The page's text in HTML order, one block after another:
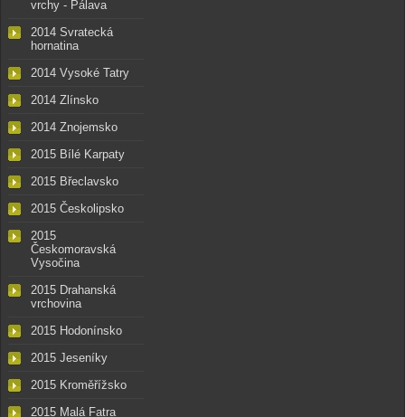
vrchy - Pálava
2014 Svratecká
hornatina
2014 Vysoké Tatry
2014 Zlínsko
2014 Znojemsko
2015 Bílé Karpaty
2015 Břeclavsko
2015 Českolipsko
2015
Českomoravská
Vysočina
2015 Drahanská
vrchovina
2015 Hodonínsko
2015 Jeseníky
2015 Kroměřížsko
2015 Malá Fatra